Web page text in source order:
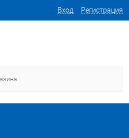
Вход Регистрация